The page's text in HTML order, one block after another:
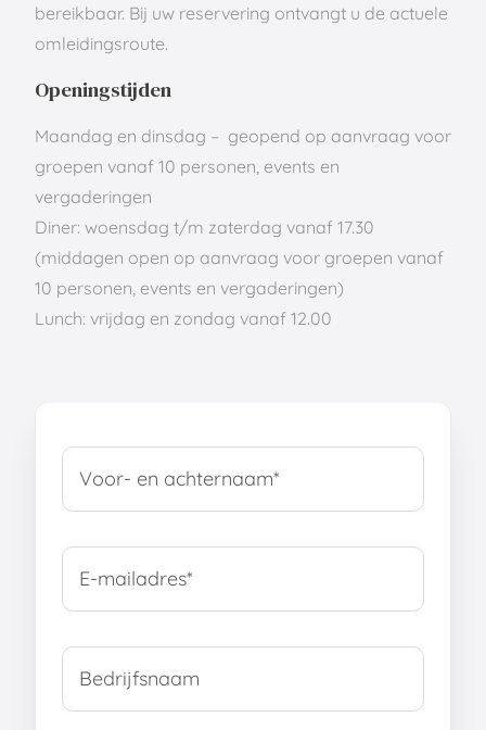
bereikbaar. Bij uw reservering ontvangt u de actuele
omleidingsroute.
Openingstijden
Maandag en dinsdag – geopend op aanvraag voor
groepen vanaf 10 personen, events en
vergaderingen
Diner: woensdag t/m zaterdag vanaf 17.30
(middagen open op aanvraag voor groepen vanaf
10 personen, events en vergaderingen)
Lunch: vrijdag en zondag vanaf 12.00